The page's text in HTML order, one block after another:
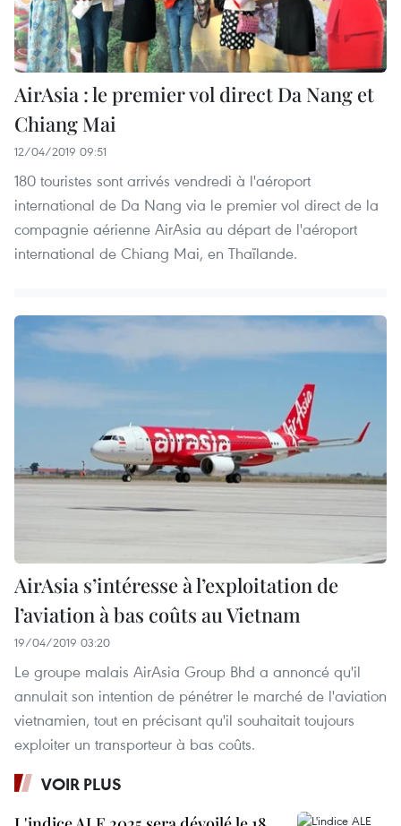
AirAsia : le premier vol direct Da Nang et
Chiang Mai
12/04/2019 09:51
180 touristes sont arrivés vendredi à l'aéroport
international de Da Nang via le premier vol direct de la
compagnie aérienne AirAsia au départ de l'aéroport
international de Chiang Mai, en Thaïlande.
AirAsia s’intéresse à l’exploitation de
l’aviation à bas coûts au Vietnam
19/04/2019 03:20
Le groupe malais AirAsia Group Bhd a annoncé qu'il
annulait son intention de pénétrer le marché de l'aviation
vietnamien, tout en précisant qu'il souhaitait toujours
exploiter un transporteur à bas coûts.
VOIR PLUS